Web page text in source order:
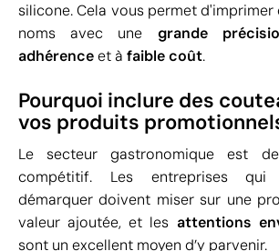
silicone. Cela vous permet
noms avec une grande
adhérenceet à faible coût.
Pourquoi inclure des
vos produits
Le secteur gastronomique est
compétitif. Les entreprises qui
démarquer doivent miser sur une
valeur ajoutée, et les attentions
sont un excellent moyen d’y parvenir.